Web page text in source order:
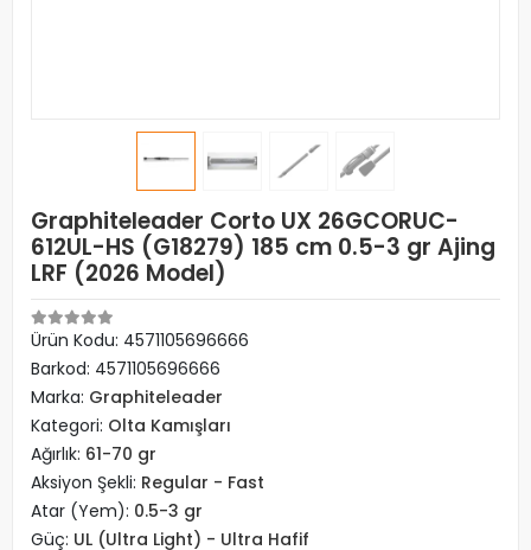
Graphiteleader Corto UX 26GCORUC-
612UL-HS (G18279) 185 cm 0.5-3 gr Ajing
LRF (2026 Model)
Ürün Kodu: 4571105696666
Barkod: 4571105696666
Marka: Graphiteleader
Kategori: Olta Kamışları
Ağırlık: 61-70 gr
Aksiyon Şekli: Regular - Fast
Atar (Yem): 0.5-3 gr
Güç: UL (Ultra Light) - Ultra Hafif